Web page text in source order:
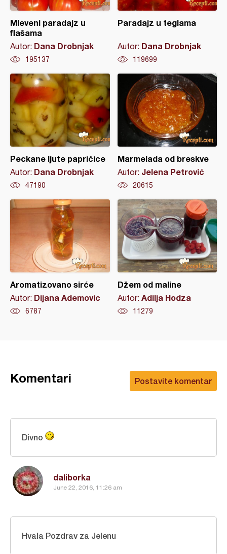
Mleveni paradajz u
flašama
Autor: Dana Drobnjak
195137
Paradajz u teglama
Autor: Dana Drobnjak
119699
Peckane ljute papričice
Autor: Dana Drobnjak
47190
Marmelada od breskve
Autor: Jelena Petrović
20615
Aromatizovano sirće
Autor: Dijana Ademovic
6787
Džem od maline
Autor: Adilja Hodza
11279
Postavite komentar
Komentari
daliborka
June 22, 2016, 11:26 am
Divno
Hvala Pozdrav za Jelenu